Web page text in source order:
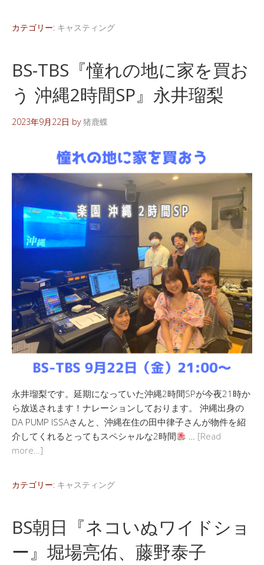
カテゴリー: キャスティング
BS-TBS『憧れの地に家を買お
う 沖縄2時間SP』永井瑠梨
2023年9月22日 by猪鹿蝶
永井瑠梨です。延期になっていた沖縄2時間SPが今夜21時か
ら放送されます！ナレーションしております。 沖縄出身の
DA PUMP ISSAさんと、沖縄在住の田中律子さんが物件を紹
介してくれるとってもスペシャルな2時間
… [Read
more…]
カテゴリー: キャスティング
BS朝日『ネコいぬワイドショ
ー』堀場亮佑、藤野泰子